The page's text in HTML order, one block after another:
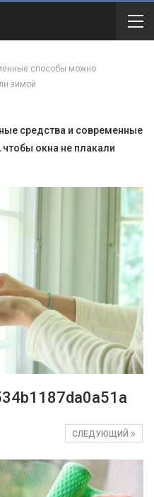
способы можно
зимой
средства и современные
окна не плакали
СЛЕДУЮЩИЙ